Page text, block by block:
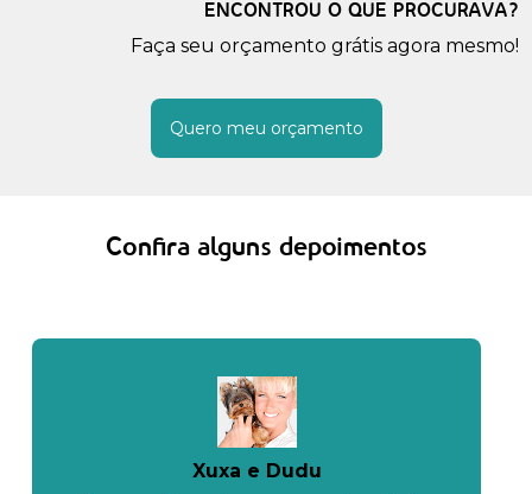
ENCONTROU O QUE PROCURAVA?
Faça seu orçamento grátis agora mesmo!
Quero meu orçamento
Confira alguns depoimentos
Xuxa e Dudu